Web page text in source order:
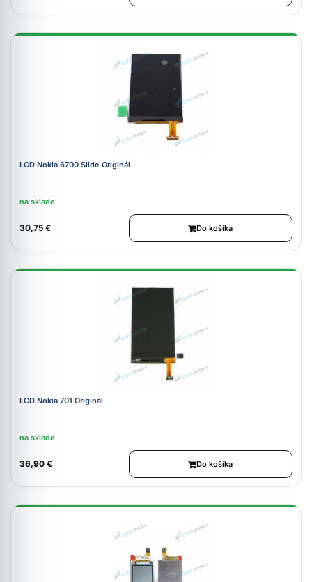
LCD Nokia 6700 Slide Originál
na sklade
30,75 € Do košíka
LCD Nokia 701 Originál
na sklade
36,90 € Do košíka